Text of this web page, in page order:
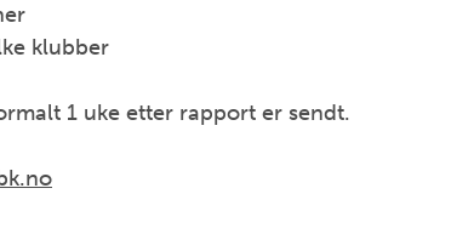
klubber
1 uke etter rapport er sendt.